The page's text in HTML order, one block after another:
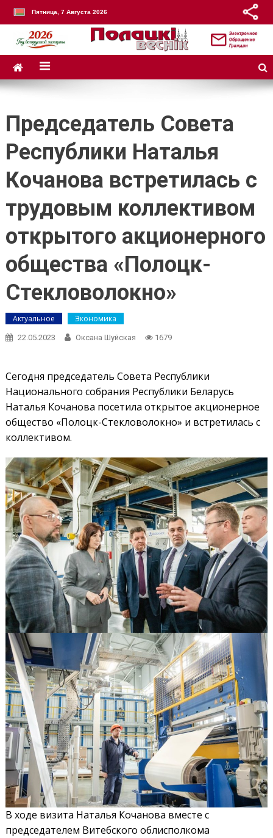
Пятница, 7 Августа 2026
Председатель Совета
Республики Наталья
Кочанова встретилась с
трудовым коллективом
открытого акционерного
общества «Полоцк-
Стекловолокно»
Актуальное Экономика
22.05.2023 Оксана Шуйская 1679
Сегодня председатель Совета Республики
Национального собрания Республики Беларусь
Наталья Кочанова посетила открытое акционерное
общество «Полоцк-Стекловолокно» и встретилась с
коллективом.
В ходе визита Наталья Кочанова вместе с
председателем Витебского облисполкома